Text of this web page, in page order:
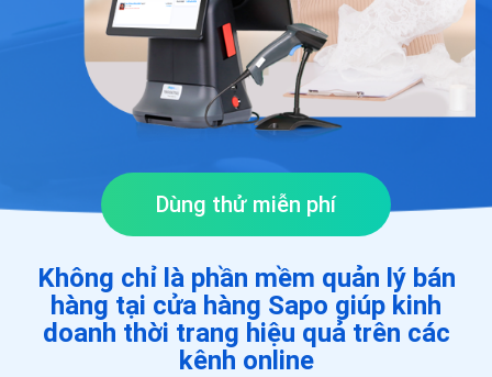
Dùng thử miễn phí
Không chỉ là phần mềm quản lý bán
hàng tại cửa hàng Sapo giúp kinh
doanh thời trang hiệu quả trên các
kênh online